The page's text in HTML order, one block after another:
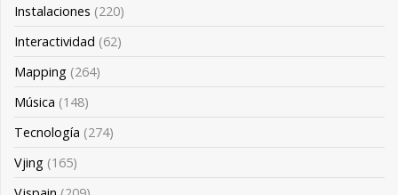
Instalaciones (220)
Interactividad (62)
Mapping (264)
Música (148)
Tecnología (274)
Vjing (165)